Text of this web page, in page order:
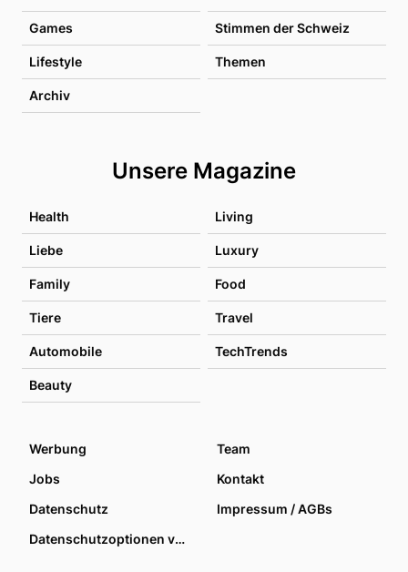
Games Stimmen der Schweiz
Lifestyle Themen
Archiv
Unsere Magazine
Health Living
Liebe Luxury
Family Food
Tiere Travel
Automobile TechTrends
Beauty
Werbung
Team
Jobs
Kontakt
Datenschutz
Impressum / AGBs
Datenschutzoptionen verwalten